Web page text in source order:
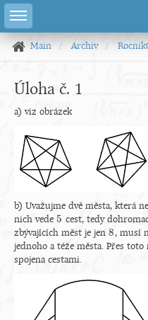
Main Archiv
Úloha č. 1
a) viz obrázek
b) Uvažujme dvě města, která
nich vede 5
5 cest, tedy
zbývajících měst je jen 8
8, musí
jednoho a téže města. Přes
spojena cestami.